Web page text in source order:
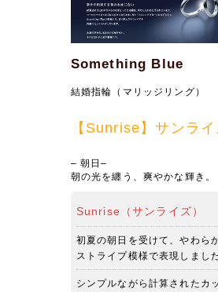
Something Blue
結婚指輪（マリッジリング）
【Sunrise】サン
– 朝日–
朝の光を纏う、爽やかな輝き。
Sunrise（サンライズ）
初夏の朝日を受けて、やわら
ストライプ模様で表現しまし
シンプルながら計算されたカ